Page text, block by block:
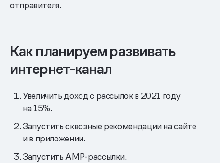
отправителя.
Как планируем развивать
интернет-канал
Увеличить доход с рассылок в 2021 году
на 15%.
Запустить сквозные рекомендации на сайте
и в приложении.
Запустить AMP-рассылки.